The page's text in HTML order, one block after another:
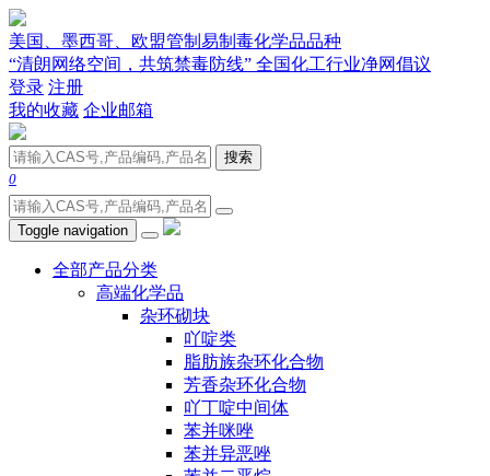
美国、墨西哥、欧盟管制易制毒化学品品种
“清朗网络空间，共筑禁毒防线” 全国化工行业净网倡议
登录 注册
我的收藏 企业邮箱
搜索
0
Toggle navigation
全部产品分类
高端化学品
杂环砌块
吖啶类
脂肪族杂环化合物
芳香杂环化合物
吖丁啶中间体
苯并咪唑
苯并异恶唑